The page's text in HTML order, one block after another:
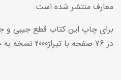
معارف منتشر شده است.
برای چاپ این کتاب قطع جیبی و
در 76 صفحه با تیراژ2000 نسخه به چاپ رسیده است.